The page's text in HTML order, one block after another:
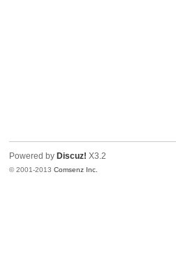
Powered by Discuz! X3.2
© 2001-2013Comsenz Inc.